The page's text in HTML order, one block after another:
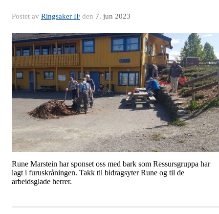
Postet av Ringsaker IF den 7. jun 2023
Rune Marstein har sponset oss med bark som Ressursgruppa har
lagt i furuskråningen. Takk til bidragsyter Rune og til de
arbeidsglade herrer.